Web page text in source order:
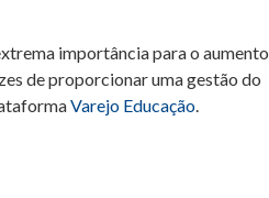
importância para o aumento
de proporcionar uma gestão do
Varejo Educação.